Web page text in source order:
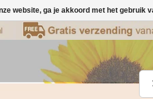
website, ga je akkoord met het gebruik